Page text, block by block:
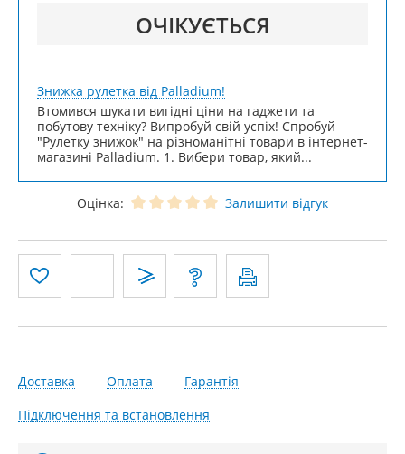
ОЧІКУЄТЬСЯ
Знижка рулетка від Palladium!
Втомився шукати вигідні ціни на гаджети та
побутову техніку? Випробуй свій успіх! Спробуй
"Рулетку знижок" на різноманітні товари в інтернет-
магазині Palladium. 1. Вибери товар, який...
Оцінка: Залишити відгук
Доставка Оплата
Гарантія
Підключення та встановлення